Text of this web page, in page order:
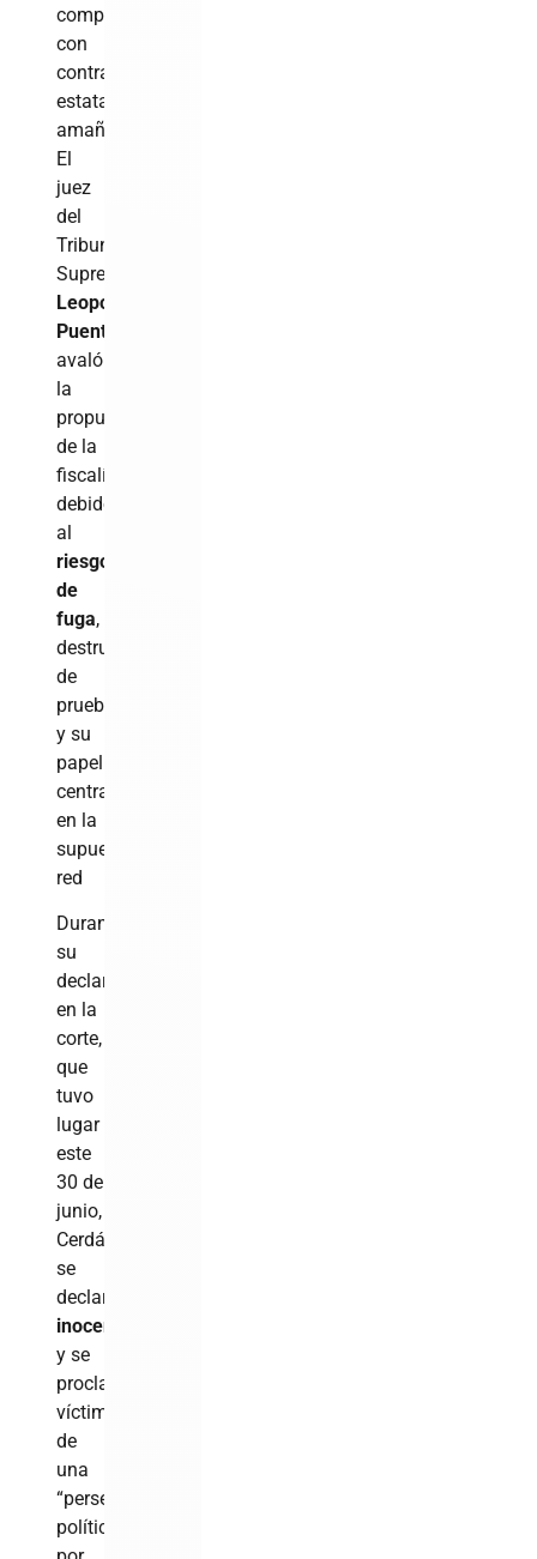
compensadas
con
contratos
estatales
amañados
El
juez
del
Tribunal
Supremo,
Leopoldo
Puente
avaló
la
propuesta
de la
fiscalía
debido
al
riesgo
de
fuga,
destrucción
de
pruebas
y su
papel
central
en la
supuesta
red
Durante
su
declaración
en la
corte,
que
tuvo
lugar
este
30 de
junio,
Cerdán
se
declaró
inocente
y se
proclamó
víctima
de
una
“persecución
política”